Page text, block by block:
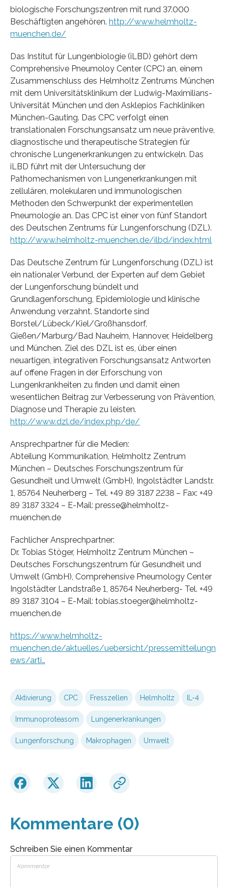
biologische Forschungszentren mit rund 37.000
Beschäftigten angehören. http://www.helmholtz-
muenchen.de/
Das Institut für Lungenbiologie (iLBD) gehört dem
Comprehensive Pneumoloy Center (CPC) an, einem
Zusammenschluss des Helmholtz Zentrums München
mit dem Universitätsklinikum der Ludwig-Maximilians-
Universität München und den Asklepios Fachkliniken
München-Gauting. Das CPC verfolgt einen
translationalen Forschungsansatz um neue präventive,
diagnostische und therapeutische Strategien für
chronische Lungenerkrankungen zu entwickeln. Das
iLBD führt mit der Untersuchung der
Pathomechanismen von Lungenerkrankungen mit
zellulären, molekularen und immunologischen
Methoden den Schwerpunkt der experimentellen
Pneumologie an. Das CPC ist einer von fünf Standort
des Deutschen Zentrums für Lungenforschung (DZL).
http://www.helmholtz-muenchen.de/ilbd/index.html
Das Deutsche Zentrum für Lungenforschung (DZL) ist
ein nationaler Verbund, der Experten auf dem Gebiet
der Lungenforschung bündelt und
Grundlagenforschung, Epidemiologie und klinische
Anwendung verzahnt. Standorte sind
Borstel/Lübeck/Kiel/Großhansdorf,
Gießen/Marburg/Bad Nauheim, Hannover, Heidelberg
und München. Ziel des DZL ist es, über einen
neuartigen, integrativen Forschungsansatz Antworten
auf offene Fragen in der Erforschung von
Lungenkrankheiten zu finden und damit einen
wesentlichen Beitrag zur Verbesserung von Prävention,
Diagnose und Therapie zu leisten.
http://www.dzl.de/index.php/de/
Ansprechpartner für die Medien:
Abteilung Kommunikation, Helmholtz Zentrum
München – Deutsches Forschungszentrum für
Gesundheit und Umwelt (GmbH), Ingolstädter Landstr.
1, 85764 Neuherberg – Tel. +49 89 3187 2238 – Fax: +49
89 3187 3324 – E-Mail: presse@helmholtz-
muenchen.de
Fachlicher Ansprechpartner:
Dr. Tobias Stöger, Helmholtz Zentrum München –
Deutsches Forschungszentrum für Gesundheit und
Umwelt (GmbH), Comprehensive Pneumology Center
Ingolstädter Landstraße 1, 85764 Neuherberg- Tel. +49
89 3187 3104 – E-Mail: tobias.stoeger@helmholtz-
muenchen.de
https://www.helmholtz-
muenchen.de/aktuelles/uebersicht/pressemitteilungn
ews/arti…
Aktivierung CPC Fresszellen Helmholtz IL-4
Immunoproteasom Lungenerkrankungen
Lungenforschung Makrophagen Umwelt
Kommentare (0)
Schreiben Sie einen Kommentar